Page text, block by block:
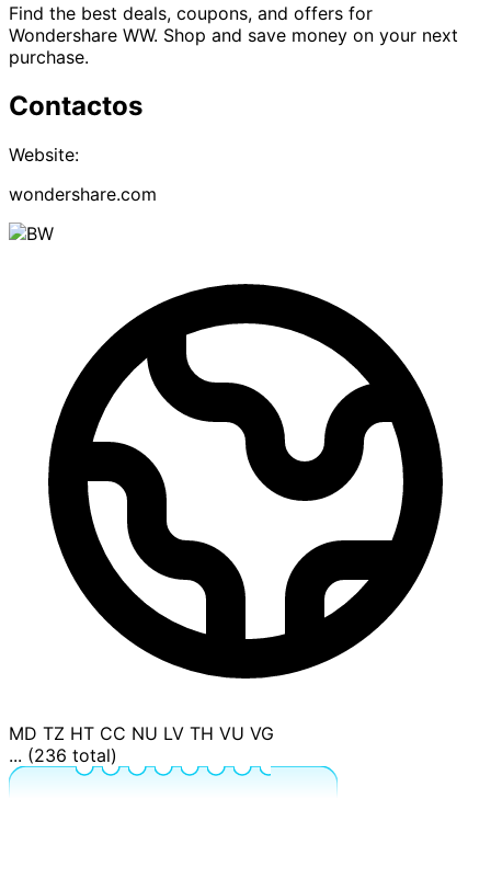
Find the best deals, coupons, and offers for
Wondershare WW. Shop and save money on your next
purchase.
Contactos
Website:
wondershare.com
MD TZ HT CC NU LV TH VU VG
... (236 total)